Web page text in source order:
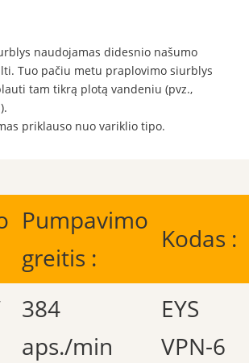
naudojamas didesnio našumo
Tuo pačiu metu praplovimo siurblys
tam tikrą plotą vandeniu (pvz.,
priklauso nuo variklio tipo.
Pumpavimo
greitis :
Kodas :
384
aps./min
EYS
VPN-6